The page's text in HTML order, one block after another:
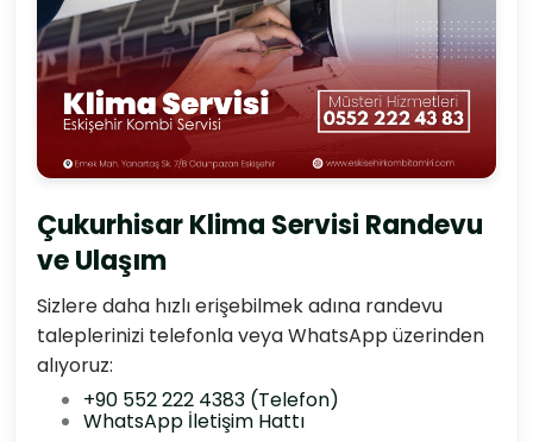
Çukurhisar Klima Servisi Randevu
ve Ulaşım
Sizlere daha hızlı erişebilmek adına randevu
taleplerinizi telefonla veya WhatsApp üzerinden
alıyoruz:
+90 552 222 4383 (Telefon)
WhatsApp İletişim Hattı